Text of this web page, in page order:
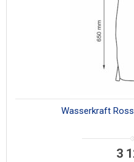
Wasserkraft
3